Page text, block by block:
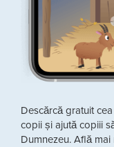
Descărcă gratuit
copii și ajută copiii
Dumnezeu. Află mai